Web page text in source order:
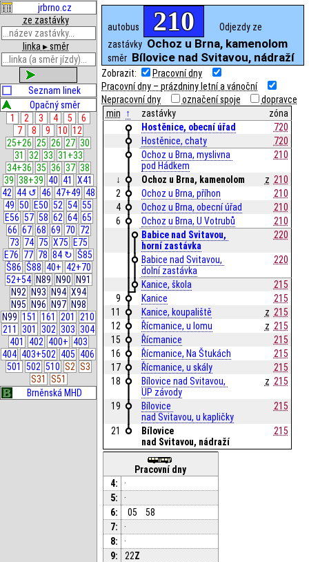
jrbrno.cz
ze zastávky
linka ▸ směr
Seznam linek
Opačný směr
1
2 3 4 5
6
7
8 9 10 12
25+26 25 26 27 30
31
32 33 31+33
34+36 35 36 37 38
39 38+39 40 41
X41
42 44 ↺ 46 47+49 48
49 50 E50 52 54 55
E56 57 58 62 64 65
66 67 68 69 70 72
73 74 75 X75
E75
E76 77 78 84 ↻ Š85
Š86 Š88 40+ 42+70
52+54 N89 N90
N91
N92
N93 N94 X94
N95
N96 N97 N98
N99 151 161 201
210
211
301 302 303 304
401
402 400+ 403
404 403+502 405 406
501
502 510 S2 S3
S31
S51
Brněnská MHD
autobus 210
Odjezdy ze
zastávky Ochoz u Brna, kamenolom
směr Bílovice nad Svitavou, nádraží
Zobrazit:
Pracovní dny
Pracovní dny – prázdniny letní a vánoční
Nepracovní dny
označení spoje
dopravce
min
↑ zastávky
zóna
Hostěnice, obecní úřad
720
Hostěnice, chaty
720
Ochoz u Brna, myslivna
pod Hádkem
210
↓ Ochoz u Brna, kamenolom z 210
2
Ochoz u Brna, příhon
210
4
Ochoz u Brna, obecní úřad
210
6
Ochoz u Brna, U Votrubů
210
Babice nad Svitavou,
horní zastávka
220
Babice nad Svitavou,
dolní zastávka
220
Kanice, škola
215
9
Kanice
215
11
Kanice, koupaliště z 215
12
Řícmanice, u lomu z 215
15
Řícmanice
215
16
Řícmanice, Na Štukách
215
17
Řícmanice, u skály
215
18
Bílovice nad Svitavou,
UP závody
z 215
19
Bílovice
nad Svitavou, u kapličky
215
21
Bílovice
nad Svitavou, nádraží
215
Pracovní dny
4:
·
5:
·
6:
05
58
7:
·
8:
·
9:
22Z